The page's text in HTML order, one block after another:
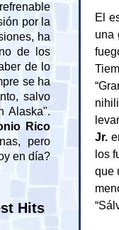
El
una
Jr.
los
que
por la
ha
de los
de lo
se ha
salvo
Alaska".
Rico
pero
en día?
Hits